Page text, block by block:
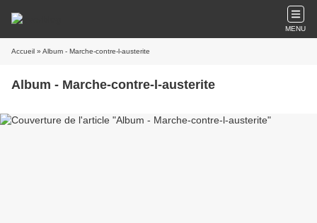
MENU
Accueil » Album - Marche-contre-l-austerite
Album - Marche-contre-l-austerite